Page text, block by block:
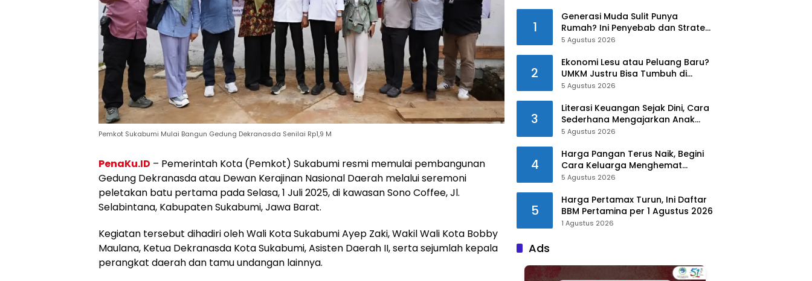
Pemkot Sukabumi Mulai Bangun Gedung Dekranasda Senilai Rp1,9 M
PenaKu.ID – Pemerintah Kota (Pemkot) Sukabumi resmi memulai pembangunan
Gedung Dekranasda atau Dewan Kerajinan Nasional Daerah melalui seremoni
peletakan batu pertama pada Selasa, 1 Juli 2025, di kawasan Sono Coffee, Jl.
Selabintana, Kabupaten Sukabumi, Jawa Barat.
Kegiatan tersebut dihadiri oleh Wali Kota Sukabumi Ayep Zaki, Wakil Wali Kota Bobby
Maulana, Ketua Dekranasda Kota Sukabumi, Asisten Daerah II, serta sejumlah kepala
perangkat daerah dan tamu undangan lainnya.
1
Generasi Muda Sulit Punya
Rumah? Ini Penyebab dan Strategi
Mengatasinya
5 Agustus 2026
2
Ekonomi Lesu atau Peluang Baru?
UMKM Justru Bisa Tumbuh di
Tengah Ketidakpastian
5 Agustus 2026
3
Literasi Keuangan Sejak Dini, Cara
Sederhana Mengajarkan Anak
Mengelola Uang
5 Agustus 2026
4
Harga Pangan Terus Naik, Begini
Cara Keluarga Menghemat
Belanja
5 Agustus 2026
5
Harga Pertamax Turun, Ini Daftar
BBM Pertamina per 1 Agustus 2026
1 Agustus 2026
Ads